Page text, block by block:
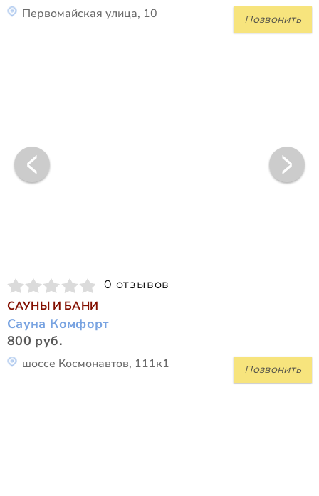
Позвонить
Первомайская улица, 10
0 отзывов
САУНЫ И БАНИ
Сауна Комфорт
800 руб.
Позвонить
шоссе Космонавтов, 111к1